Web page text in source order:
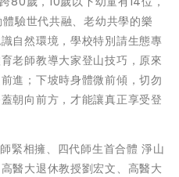
驗世代共融、老幼共學的樂
自然環境，學校特別請生態專
老師教導大家登山技巧，原來
進；下坡時身體微前傾，切勿
朝向前方，才能讓真正享受登
緊相擁、四代師生首合體 淨山
醫大退休教授劉宏文、高醫大